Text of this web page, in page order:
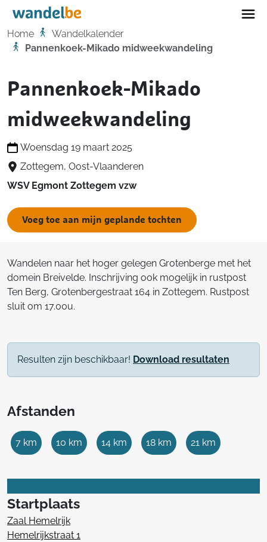
Home
Home
Wandelkalender
Pannenkoek-Mikado midweekwandeling
Pannenkoek-Mikado
midweekwandeling
Woensdag 19 maart 2025
Zottegem, Oost-Vlaanderen
WSV Egmont Zottegem vzw
Voeg toe aan mijn geplande tochten
Wandelen naar het hoger gelegen Grotenberge met het
domein Breivelde. Inschrijving ook mogelijk in rustpost
Ten Berg, Grotenbergestraat 164 in Zottegem. Rustpost
sluit om 17.00u.
Resulten zijn beschikbaar! Download resultaten
Afstanden
7 km 10 km 14 km 18 km 21 km
Startplaats
Zaal Hemelrijk
Hemelrijkstraat 1